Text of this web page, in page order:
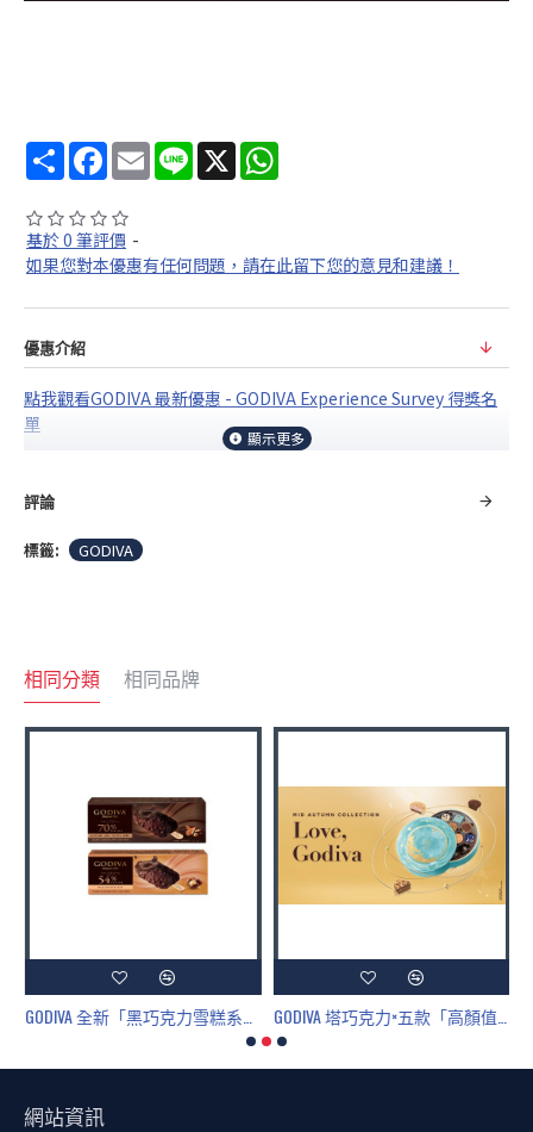
分
享
Facebook
Email Line X
基於 0 筆評價 -
如果您對本優惠有任何問題，請在此留下您的意見和建議！
優惠介紹
點我觀看GODIVA 最新優惠 - GODIVA Experience Survey 得獎名
單
下三位十一月份消費的幸運客人獲得 GODIVA巧克力！ 請留意
GODIVA 門市電話通知領取。
評論
標籤: GODIVA
相同分類 相同品牌
網站資訊